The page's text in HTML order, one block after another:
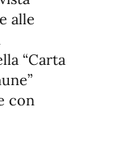
alle
“Carta
con